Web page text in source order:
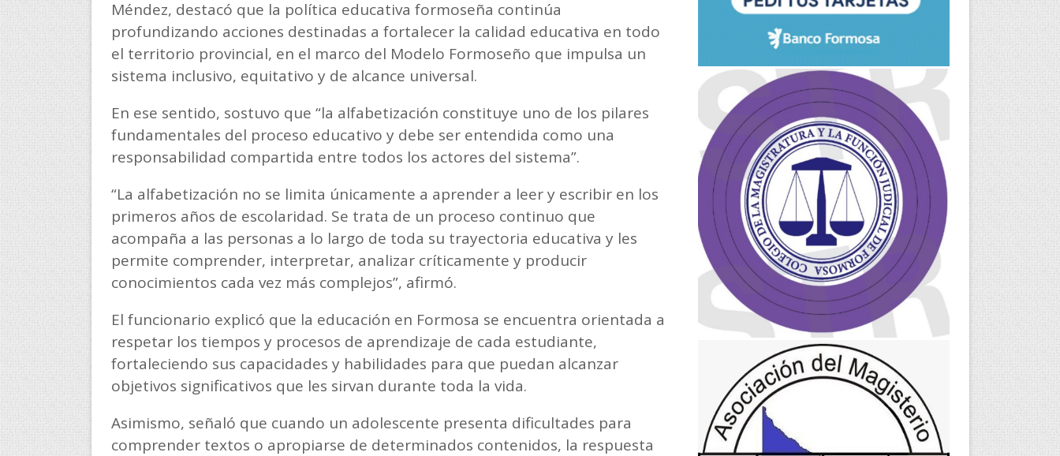
Méndez, destacó que la política educativa formoseña continúa
profundizando acciones destinadas a fortalecer la calidad educativa en todo
el territorio provincial, en el marco del Modelo Formoseño que impulsa un
sistema inclusivo, equitativo y de alcance universal.
En ese sentido, sostuvo que “la alfabetización constituye uno de los pilares
fundamentales del proceso educativo y debe ser entendida como una
responsabilidad compartida entre todos los actores del sistema”.
“La alfabetización no se limita únicamente a aprender a leer y escribir en los
primeros años de escolaridad. Se trata de un proceso continuo que
acompaña a las personas a lo largo de toda su trayectoria educativa y les
permite comprender, interpretar, analizar críticamente y producir
conocimientos cada vez más complejos”, afirmó.
El funcionario explicó que la educación en Formosa se encuentra orientada a
respetar los tiempos y procesos de aprendizaje de cada estudiante,
fortaleciendo sus capacidades y habilidades para que puedan alcanzar
objetivos significativos que les sirvan durante toda la vida.
Asimismo, señaló que cuando un adolescente presenta dificultades para
comprender textos o apropiarse de determinados contenidos, la respuesta